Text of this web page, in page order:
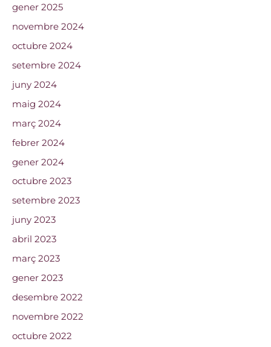
gener 2025
novembre 2024
octubre 2024
setembre 2024
juny 2024
maig 2024
març 2024
febrer 2024
gener 2024
octubre 2023
setembre 2023
juny 2023
abril 2023
març 2023
gener 2023
desembre 2022
novembre 2022
octubre 2022